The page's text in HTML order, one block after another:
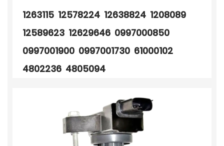
1263115 12578224 12638824 1208089
12589623 12629646 0997000850
0997001900 0997001730 61000102
4802236 4805094